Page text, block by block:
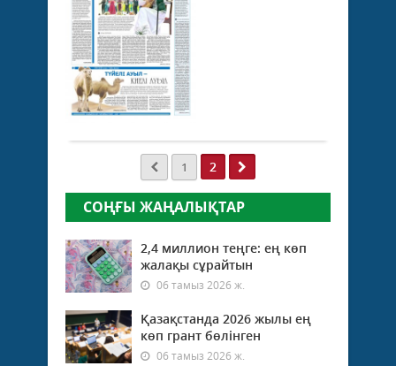
1 2
СОҢҒЫ ЖАҢАЛЫҚТАР
2,4 миллион теңге: ең көп
жалақы сұрайтын
06 тамыз 2026 ж.
Қазақстанда 2026 жылы ең
көп грант бөлінген
06 тамыз 2026 ж.